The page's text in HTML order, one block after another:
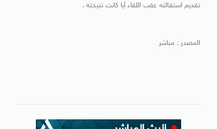
تقديم استقالته عقب اللقاء أيا كانت نتيجته .
المصدر : مباشر